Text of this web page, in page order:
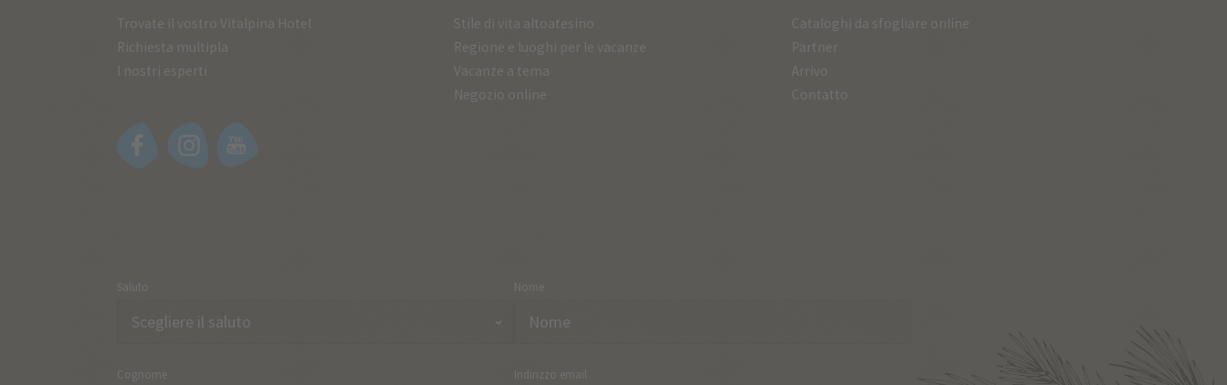
Trovate il vostro Vitalpina Hotel
Richiesta multipla
I nostri esperti
Stile di vita altoatesino
Regione e luoghi per le vacanze
Vacanze a tema
Negozio online
Cataloghi da sfogliare online
Partner
Arrivo
Contatto
Saluto Nome
Cognome Indirizzo email